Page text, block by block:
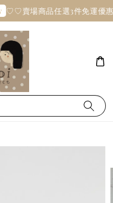
♡♡賣場商品任選3件免運優